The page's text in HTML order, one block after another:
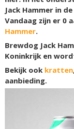
Jack Hammer in
Vandaag zijn er 0
Hammer.
Brewdog Jack
Koninkrijk en
Bekijk ook kratten
aanbieding.